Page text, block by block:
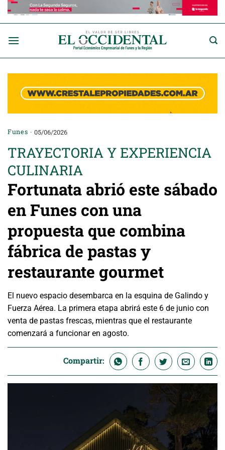
Saltar
Funes 05/06/2026
TRAYECTORIA Y EXPERIENCIA
CULINARIA
Fortunata abrió este sábado
en Funes con una
propuesta que combina
fábrica de pastas y
restaurante gourmet
El nuevo espacio desembarca en la esquina de Galindo y
Fuerza Aérea. La primera etapa abrirá este 6 de junio con
venta de pastas frescas, mientras que el restaurante
comenzará a funcionar en agosto.
Compartir: